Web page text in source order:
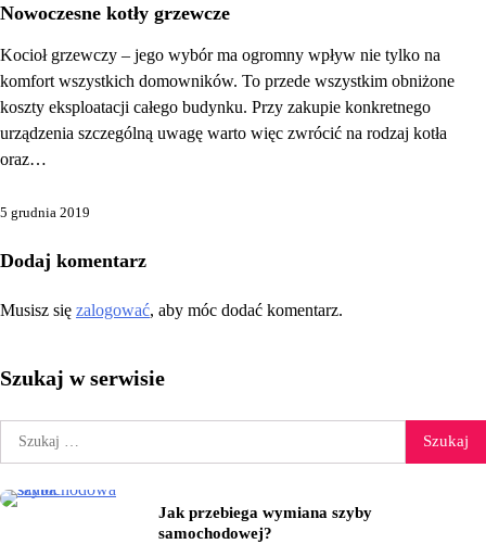
Nowoczesne kotły grzewcze
Kocioł grzewczy – jego wybór ma ogromny wpływ nie tylko na
komfort wszystkich domowników. To przede wszystkim obniżone
koszty eksploatacji całego budynku. Przy zakupie konkretnego
urządzenia szczególną uwagę warto więc zwrócić na rodzaj kotła
oraz…
5 grudnia 2019
Dodaj komentarz
Musisz się zalogować, aby móc dodać komentarz.
Szukaj w serwisie
Szukaj:
Jak przebiega wymiana szyby
samochodowej?